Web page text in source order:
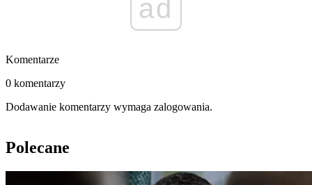
ad
Komentarze
0 komentarzy
Dodawanie komentarzy wymaga zalogowania.
Polecane